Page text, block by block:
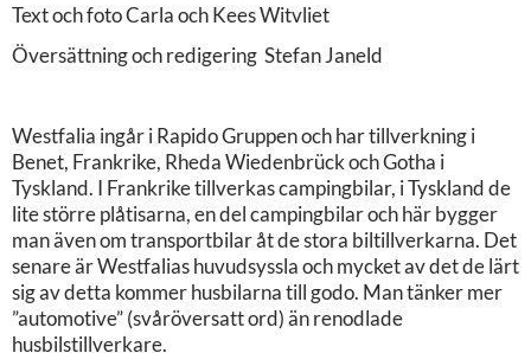
Text och foto Carla och Kees Witvliet
Översättning och redigering Stefan Janeld
Westfalia ingår i Rapido Gruppen och har tillverkning i
Benet, Frankrike, Rheda Wiedenbrück och Gotha i
Tyskland. I Frankrike tillverkas campingbilar, i Tyskland de
lite större plåtisarna, en del campingbilar och här bygger
man även om transportbilar åt de stora biltillverkarna. Det
senare är Westfalias huvudsyssla och mycket av det de lärt
sig av detta kommer husbilarna till godo. Man tänker mer
”automotive” (svåröversatt ord) än renodlade
husbilstillverkare.